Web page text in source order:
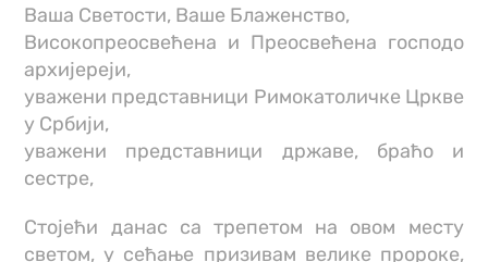
Ваша Светости, Ваше Блаженство,
Високопреосвећена и Преосвећена господо
архијереји,
уважени представници Римокатоличке Цркве
у Србији,
уважени представници државе, браћо и
сестре,
Стојећи данас са трепетом на овом месту
светом, у сећање призивам велике пророке,